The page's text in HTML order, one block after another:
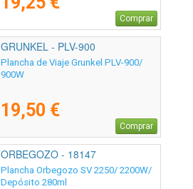
Comprar
GRUNKEL - PLV-900
Plancha de Viaje Grunkel PLV-900/
900W
19,50 €
Comprar
ORBEGOZO - 18147
Plancha Orbegozo SV 2250/ 2200W/
Depósito 280ml